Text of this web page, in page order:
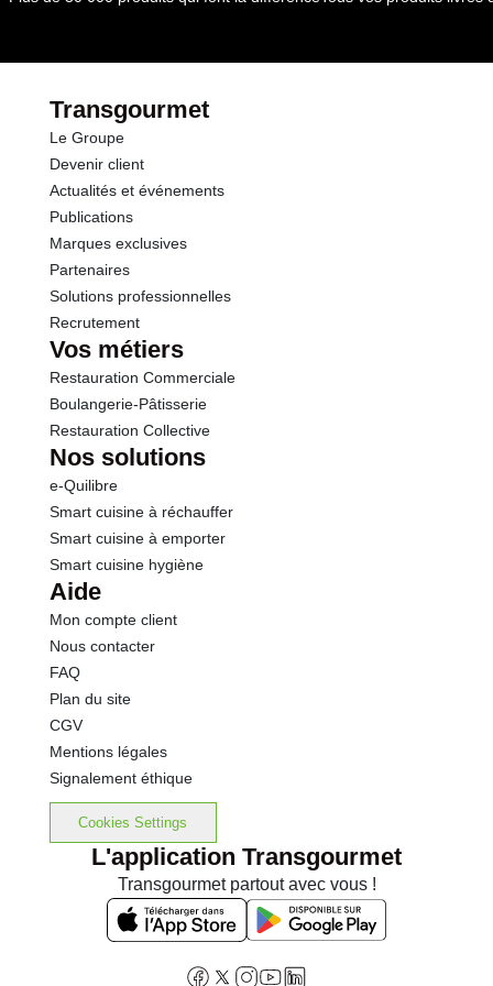
Protéines
Sel
Transgourmet
Le Groupe
Devenir client
Actualités et événements
Publications
Marques exclusives
Partenaires
Solutions professionnelles
Recrutement
Vos métiers
Restauration Commerciale
Boulangerie-Pâtisserie
Restauration Collective
Nos solutions
e-Quilibre
Smart cuisine à réchauffer
Smart cuisine à emporter
Smart cuisine hygiène
Aide
Mon compte client
Nous contacter
FAQ
Plan du site
CGV
Mentions légales
Signalement éthique
Cookies Settings
L'application Transgourmet
Transgourmet partout avec vous !